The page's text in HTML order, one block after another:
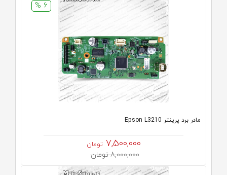
6 %
مادر برد پرینتر Epson L3210
7,500,000 تومان
8,000,000 تومان